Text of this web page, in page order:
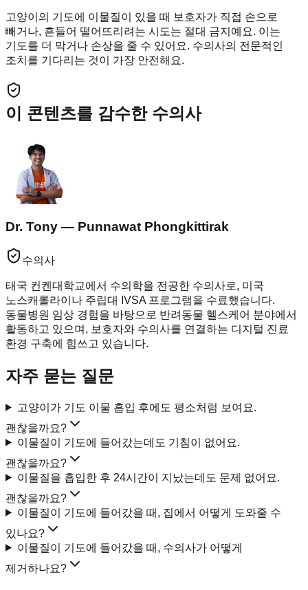
고양이의 기도에 이물질이 있을 때 보호자가 직접 손으로
빼거나, 흔들어 떨어뜨리려는 시도는 절대 금지예요. 이는
기도를 더 막거나 손상을 줄 수 있어요. 수의사의 전문적인
조치를 기다리는 것이 가장 안전해요.
이 콘텐츠를 감수한 수의사
Dr. Tony — Punnawat Phongkittirak
수의사
태국 컨켄대학교에서 수의학을 전공한 수의사로, 미국
노스캐롤라이나 주립대 IVSA 프로그램을 수료했습니다.
동물병원 임상 경험을 바탕으로 반려동물 헬스케어 분야에서
활동하고 있으며, 보호자와 수의사를 연결하는 디지털 진료
환경 구축에 힘쓰고 있습니다.
자주 묻는 질문
고양이가 기도 이물 흡입 후에도 평소처럼 보여요.
괜찮을까요?
이물질이 기도에 들어갔는데도 기침이 없어요.
괜찮을까요?
이물질을 흡입한 후 24시간이 지났는데도 문제 없어요.
괜찮을까요?
이물질이 기도에 들어갔을 때, 집에서 어떻게 도와줄 수
있나요?
이물질이 기도에 들어갔을 때, 수의사가 어떻게
제거하나요?